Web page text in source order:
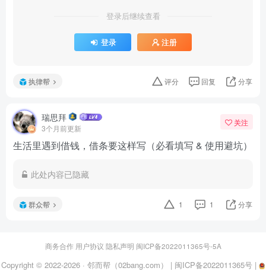
登录后继续查看
登录 注册
执律帮 评分 回复 分享
瑞思拜
3个月前更新
关注
生活里遇到借钱，借条要这样写（必看填写 & 使用避坑）
此处内容已隐藏
群众帮 1 1 分享
商务合作 用户协议 隐私声明 闽ICP备2022011365号-5A
Copyright © 2022-2026 · 邻而帮（02bang.com） | 闽ICP备2022011365号 |